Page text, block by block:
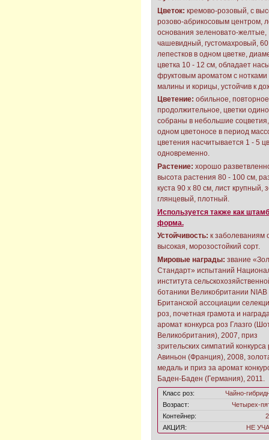
Цветок: кремово-розовый, с
розово-абрикосовым центром,
основания зеленовато-желтые,
чашевидный, густомахровый,
лепестков в одном цветке,
цветка 10 - 12 см, обладает
фруктовым ароматом с нотками
малины и корицы, устойчив к
Цветение: обильное,
продолжительное, цветки
собраны в небольшие
одном цветоносе в период
цветения насчитывается 1 - 5
одновременно.
Растение: хорошо
высота растения 80 - 100 см,
куста 90 х 80 см, лист крупный,
глянцевый, плотный.
Используется также как
форма.
Устойчивость: к заболеваниям
высокая, морозостойкий сорт.
Мировые награды: звание
Стандарт» испытаний
института
ботаники Великобритании NIAB
Британской ассоциации
роз, почетная грамота и
аромат конкурса роз Глазго
Великобритания), 2007, приз
зрительских симпатий конкурса
Авиньон (Франция), 2008,
медаль и приз за аромат
Баден-Баден (Германия), 2011.
Класс роз:
Чайно-
Возраст:
Четырех-
Контейнер:
АКЦИЯ:
НЕ